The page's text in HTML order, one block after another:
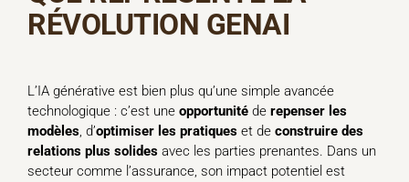
RÉVOLUTION GENAI
L’IA générative est bien plus qu’une simple avancée
technologique : c’est une opportunité de repenser les
modèles, d’optimiser les pratiques et de construire des
relations plus solides avec les parties prenantes. Dans un
secteur comme l’assurance, son impact potentiel est